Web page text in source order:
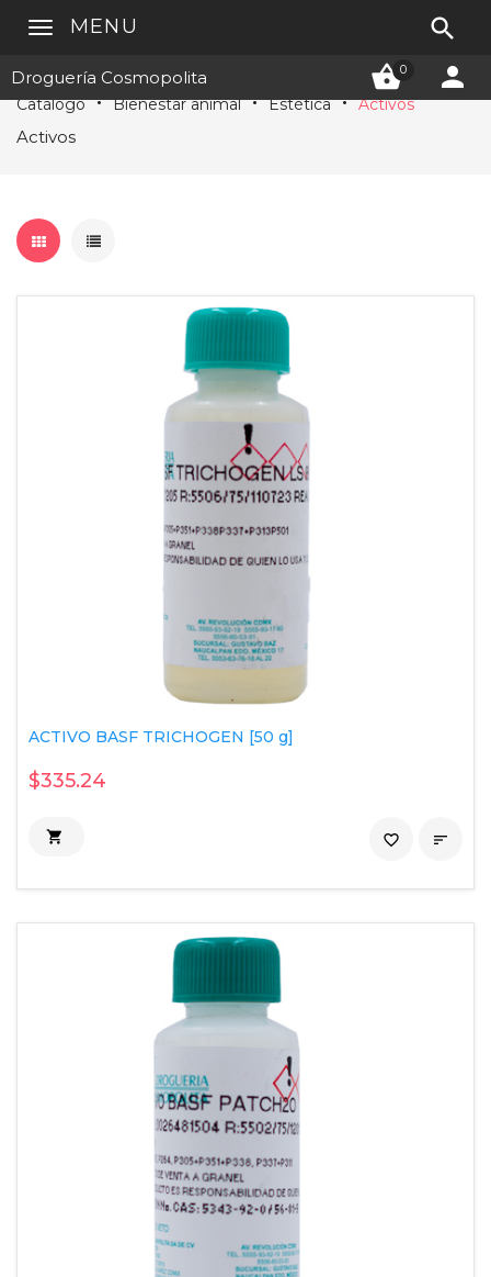
Droguería Cosmopolita 0 
MENU 
Catálogo Bienestar animal Estética Activos
Activos
ACTIVO BASF TRICHOGEN [50 g]
$335.24
 
favorite_border